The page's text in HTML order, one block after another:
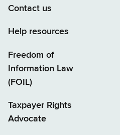
Contact us
Help resources
Freedom of
Information Law
(FOIL)
Taxpayer Rights
Advocate